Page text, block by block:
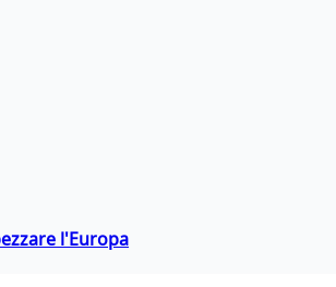
l'Europa